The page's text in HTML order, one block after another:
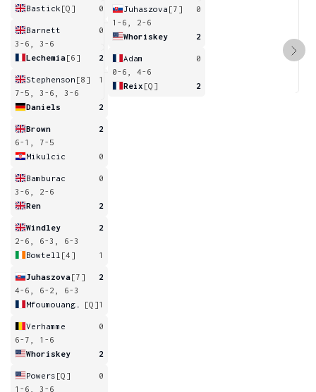
Bastick [Q] 0
Barnett
0
3-6, 3-6
Lechemia[6] 2
Stephenson [8]
1
7-5, 3-6, 3-6
Daniels
2
Brown
2
6-1, 7-5
Mikulcic
0
Bamburac
0
3-6, 2-6
Ren
2
Windley
2
2-6, 6-3, 6-3
Bowtell [4] 1
Juhaszova[7]
2
4-6, 6-2, 6-3
[Q]1
Verhamme
0
6-7, 1-6
Whoriskey
2
Powers [Q]
0
1-6, 3-6
Juhaszova [7]
0
1-6, 2-6
Whoriskey
2
Adam
0
0-6, 4-6
Reix [Q] 2